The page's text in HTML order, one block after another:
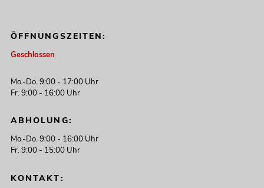
ÖFFNUNGSZEITEN:
Geschlossen
Mo.-Do. 9:00 - 17:00 Uhr
Fr. 9:00 - 16:00 Uhr
ABHOLUNG:
Mo.-Do. 9:00 - 16:00 Uhr
Fr. 9:00 - 15:00 Uhr
KONTAKT: